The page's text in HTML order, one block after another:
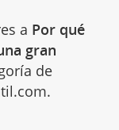
a Por qué
gran
de